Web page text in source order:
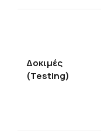
Δοκιμές
(Testing)